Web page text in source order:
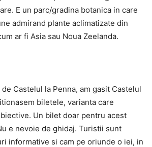
E un parc/gradina botanica in care
admirand plante aclimatizate din
ar fi Asia sau Noua Zeelanda.
de Castelul la Penna, am gasit Castelul
biletele, varianta care
Un bilet doar pentru acest
e nevoie de ghidaj. Turistii sunt
informative si cam pe oriunde o iei, in